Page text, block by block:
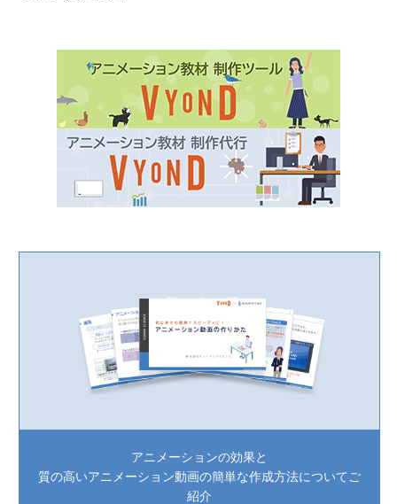
アニメーションの効果と
質の高いアニメーション動画の簡単な作成方法についてご
紹介